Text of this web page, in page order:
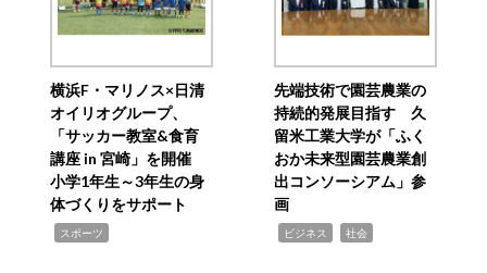
横浜F・マリノス×日清
オイリオグループ、
「サッカー教室&食育
講座 in 宮崎」を開催
小学1年生～3年生の身
体づくりをサポート
スポーツ
先端技術で園芸農業の
持続的発展目指す 久
留米工業大学が「ふく
おか未来型園芸農業創
出コンソーシアム」参
画
ビジネス 社会